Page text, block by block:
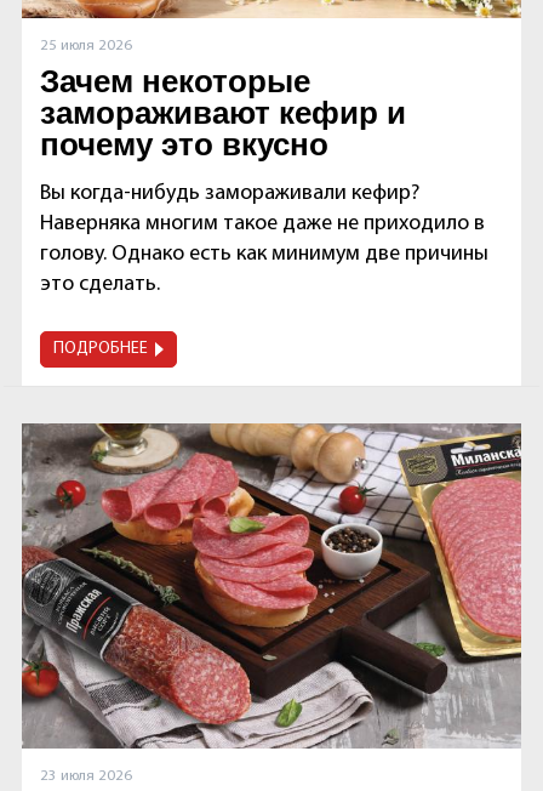
25 июля 2026
Зачем некоторые
замораживают кефир и
почему это вкусно
Вы когда-нибудь замораживали кефир?
Наверняка многим такое даже не приходило в
голову. Однако есть как минимум две причины
это сделать.
ПОДРОБНЕЕ
23 июля 2026